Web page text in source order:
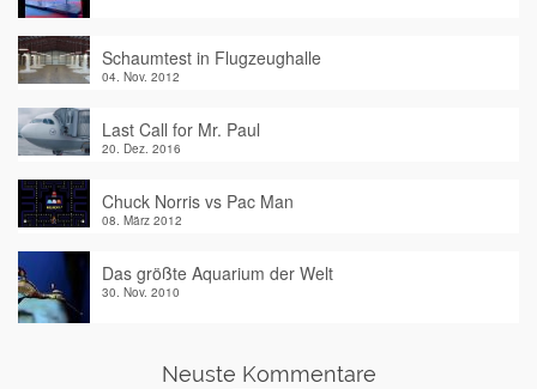
Schaumtest in Flugzeughalle
04. Nov. 2012
Last Call for Mr. Paul
20. Dez. 2016
Chuck Norris vs Pac Man
08. März 2012
Das größte Aquarium der Welt
30. Nov. 2010
Neuste Kommentare